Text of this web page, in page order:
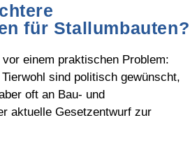
für Stallumbauten?
einem praktischen Problem:
sind politisch gewünscht,
oft an Bau- und
aktuelle Gesetzentwurf zur